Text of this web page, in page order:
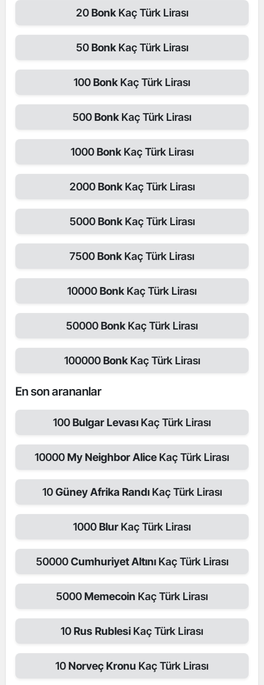
20Bonk Kaç Türk Lirası
50Bonk Kaç Türk Lirası
100Bonk Kaç Türk Lirası
500Bonk Kaç Türk Lirası
1000Bonk Kaç Türk Lirası
2000Bonk Kaç Türk Lirası
5000Bonk Kaç Türk Lirası
7500Bonk Kaç Türk Lirası
10000Bonk Kaç Türk Lirası
50000Bonk Kaç Türk Lirası
100000Bonk Kaç Türk Lirası
En son arananlar
100Bulgar Levası Kaç Türk Lirası
10000My Neighbor Alice Kaç Türk Lirası
10Güney Afrika RandıKaç Türk Lirası
1000Blur Kaç Türk Lirası
50000Cumhuriyet AltınıKaç Türk Lirası
5000Memecoin Kaç Türk Lirası
10Rus Rublesi Kaç Türk Lirası
10Norveç Kronu Kaç Türk Lirası